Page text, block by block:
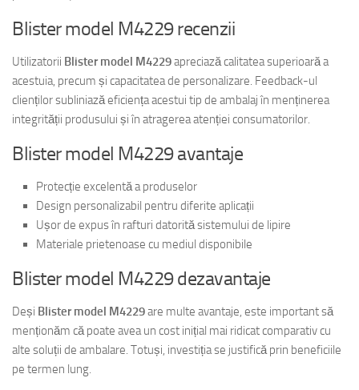
Blister model M4229 recenzii
Utilizatorii Blister model M4229apreciază calitatea superioară a
acestuia, precum și capacitatea de personalizare. Feedback-ul
clienților subliniază eficiența acestui tip de ambalaj în menținerea
integrității produsului și în atragerea atenției consumatorilor.
Blister model M4229 avantaje
Protecție excelentă a produselor
Design personalizabil pentru diferite aplicații
Ușor de expus în rafturi datorită sistemului de lipire
Materiale prietenoase cu mediul disponibile
Blister model M4229 dezavantaje
Deși Blister model M4229are multe avantaje, este important să
menționăm că poate avea un cost inițial mai ridicat comparativ cu
alte soluții de ambalare. Totuși, investiția se justifică prin beneficiile
pe termen lung.